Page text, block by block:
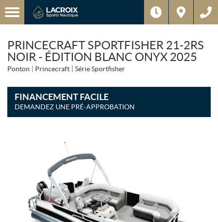
PRINCECRAFT SPORTFISHER 21-2RS
NOIR - ÉDITION BLANC ONYX 2025
Ponton Princecraft Série Sportfisher
FINANCEMENT FACILE
DEMANDEZ UNE PRÉ-APPROBATION